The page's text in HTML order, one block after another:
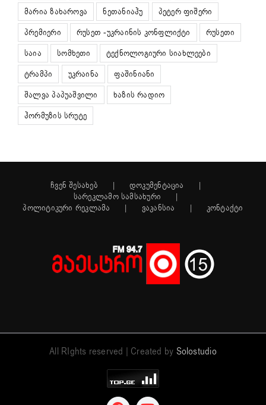
მარია ზახაროვა
ნეთანიაჰუ
პეტერ ფიშერი
პრემიერი
რუსეთ -უკრაინის კონფლიქტი
რუსეთი
საია
სომხეთი
ტექნოლოგიური სიახლეები
ტრამპი
უკრაინა
ფაშინიანი
შალვა პაპუაშვილი
ხაზის რადიო
ჰორმუზის სრუტე
ჩვენ შესახებ
დოკუმენტაცია
სარეკლამო სამსახური
პოლიტიკური რეკლამა
ვაკანსია კონტაქტი
All RIghts reserved | Created by Solostudio